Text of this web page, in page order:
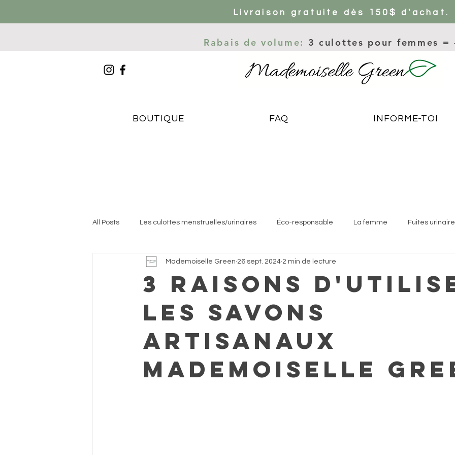
Livraison gratuite dès 150$ d'achat.
Rabais de volume: 3 culottes pour femmes =
BOUTIQUE FAQ INFORME-TOI
All Posts Les culottes menstruelles/urinaires Éco-responsable La femme Fuites
3 raisons
les savons
artisanaux
Mademoiselle
Mademoiselle Green 26 sept. 2024 2 min de lecture